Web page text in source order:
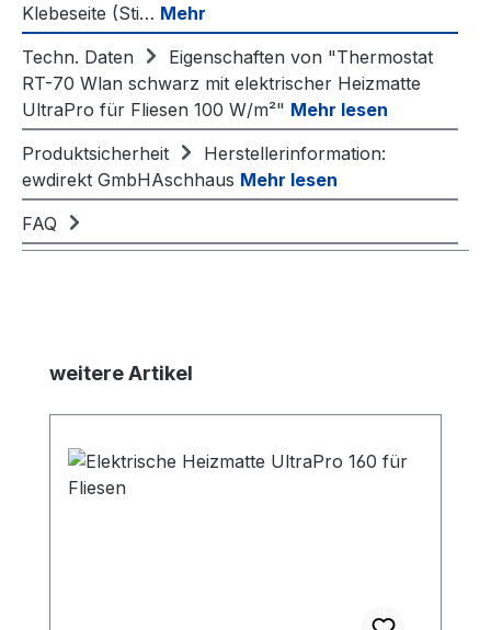
Klebeseite (Sti… Mehr
Techn. Daten
Eigenschaften von "Thermostat
RT-70 Wlan schwarz mit elektrischer Heizmatte
UltraPro für Fliesen 100 W/m²" Mehr lesen
Produktsicherheit
Herstellerinformation:
ewdirekt GmbHAschhaus Mehr lesen
FAQ
Produktgalerie überspringen
weitere Artikel